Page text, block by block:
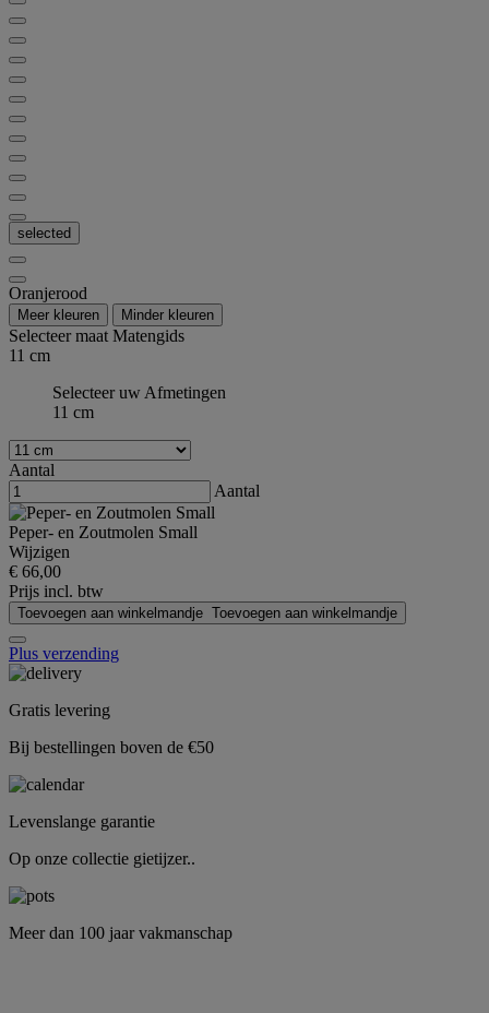
selected
Oranjerood
Meer kleuren Minder kleuren
Selecteer maatMatengids
11 cm
Selecteer uw Afmetingen
11 cm
Aantal
Aantal
Peper- en Zoutmolen Small
Wijzigen
€ 66,00
Prijs incl. btw
Toevoegen aan winkelmandje Toevoegen aan winkelmandje
Plus verzending
Gratis levering
Bij bestellingen boven de €50
Levenslange garantie
Op onze collectie gietijzer..
Meer dan 100 jaar vakmanschap